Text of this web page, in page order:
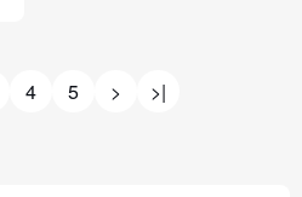
4 5 > >|